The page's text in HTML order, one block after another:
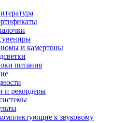
и камертоны
питания
и рекордеры
к звуковому